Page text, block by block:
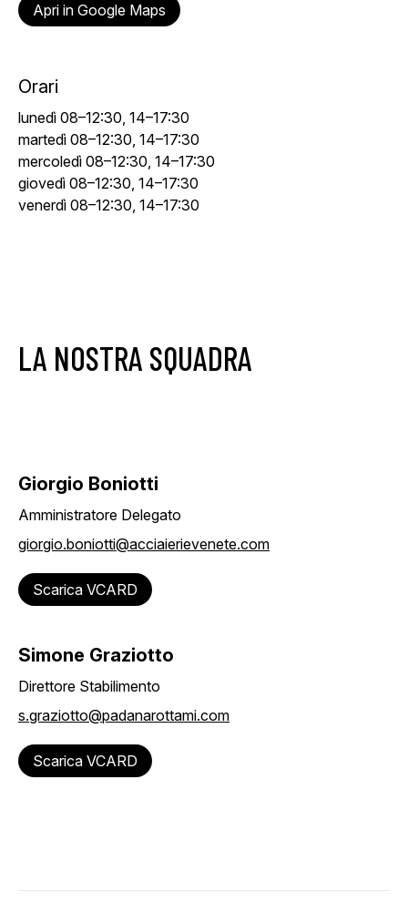
Apri in Google Maps
Orari
lunedì 08–12:30, 14–17:30
martedì 08–12:30, 14–17:30
mercoledì 08–12:30, 14–17:30
giovedì 08–12:30, 14–17:30
venerdì 08–12:30, 14–17:30
LA NOSTRA SQUADRA
Giorgio Boniotti
Amministratore Delegato
giorgio.boniotti@acciaierievenete.com
Scarica VCARD
Simone Graziotto
Direttore Stabilimento
s.graziotto@padanarottami.com
Scarica VCARD